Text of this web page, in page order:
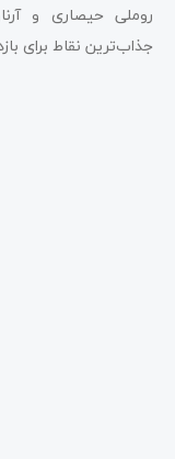
روملی حیصاری و
جذاب‌ترین نقاط برای